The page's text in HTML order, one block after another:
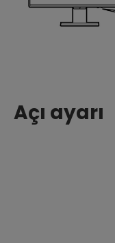
Açı ayarı